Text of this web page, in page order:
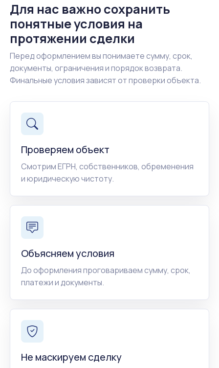
Для нас важно сохранить
понятные условия на
протяжении сделки
Перед оформлением вы понимаете сумму, срок,
документы, ограничения и порядок возврата.
Финальные условия зависят от проверки объекта.
Проверяем объект
Смотрим ЕГРН, собственников, обременения
и юридическую чистоту.
Объясняем условия
До оформления проговариваем сумму, срок,
платежи и документы.
Не маскируем сделку